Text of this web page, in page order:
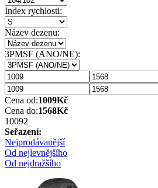
Index rychlosti:
Název dezenu:
3PMSF (ANO/NE):
Cena od:1009Kč
Cena do:1568Kč
10092
Seřazení:
Nejprodávanější
Od nejlevnějšího
Od nejdražšího